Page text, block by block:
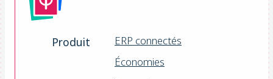
Produit
ERP connectés
Économies